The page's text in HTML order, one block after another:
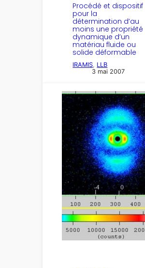
Procédé et dispositif
pour la
détermination d’au
moins une propriété
dynamique d’un
matériau fluide ou
solide déformable
IRAMIS LLB
3 mai 2007